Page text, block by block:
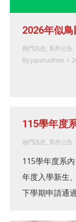
2026年似
熱門訊息, 系所公告,
By japanadmin
115學年度
熱門訊息, 系所公告
115學年度系
年度入學新生
下學期申請通